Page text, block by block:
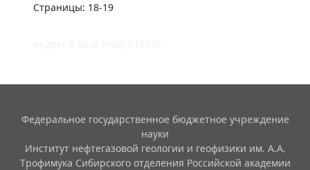
Страницы: 18-19
Федеральное государственное бюджетное учреждение
науки
Институт нефтегазовой геологии и геофизики им. А.А.
Трофимука Сибирского отделения Российской академии